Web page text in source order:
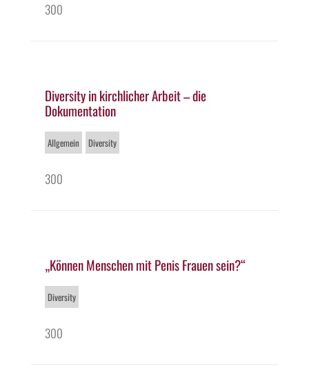
300
Diversity in kirchlicher Arbeit – die
Dokumentation
Allgemein Diversity
300
„Können Menschen mit Penis Frauen sein?“
Diversity
300